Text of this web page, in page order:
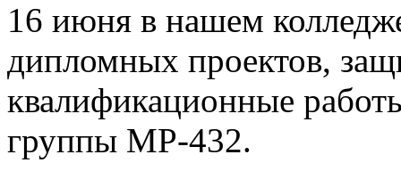
16 июня в нашем
дипломных проектов,
квалификационные
группы МР-432.